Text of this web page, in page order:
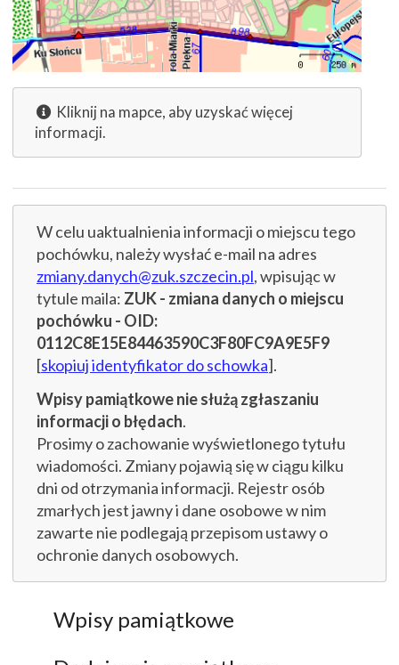
Kliknij na mapce, aby uzyskać więcej
informacji.
W celu uaktualnienia informacji o miejscu tego
pochówku, należy wysłać e-mail na adres
zmiany.danych@zuk.szczecin.pl, wpisując w
tytule maila: ZUK - zmiana danych o miejscu
pochówku - OID:
0112C8E15E84463590C3F80FC9A9E5F9
[skopiuj identyfikator do schowka].
Wpisy pamiątkowe nie służą zgłaszaniu
informacji o błędach.
Prosimy o zachowanie wyświetlonego tytułu
wiadomości. Zmiany pojawią się w ciągu kilku
dni od otrzymania informacji. Rejestr osób
zmarłych jest jawny i dane osobowe w nim
zawarte nie podlegają przepisom ustawy o
ochronie danych osobowych.
Wpisy pamiątkowe